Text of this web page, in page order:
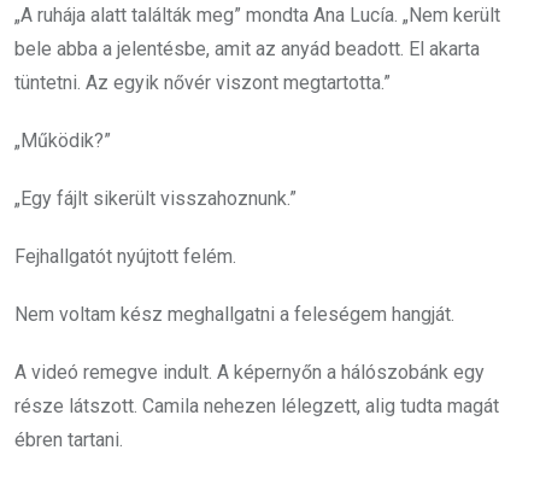
„A ruhája alatt találták meg” mondta Ana Lucía. „Nem került
bele abba a jelentésbe, amit az anyád beadott. El akarta
tüntetni. Az egyik nővér viszont megtartotta.”
„Működik?”
„Egy fájlt sikerült visszahoznunk.”
Fejhallgatót nyújtott felém.
Nem voltam kész meghallgatni a feleségem hangját.
A videó remegve indult. A képernyőn a hálószobánk egy
része látszott. Camila nehezen lélegzett, alig tudta magát
ébren tartani.